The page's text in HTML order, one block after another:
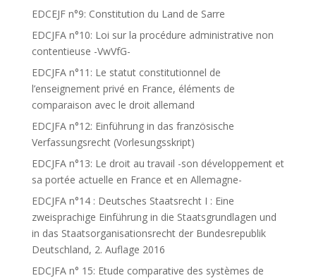
EDCEJF n°9: Constitution du Land de Sarre
EDCJFA n°10: Loi sur la procédure administrative non
contentieuse -VwVfG-
EDCJFA n°11: Le statut constitutionnel de
l’enseignement privé en France, éléments de
comparaison avec le droit allemand
EDCJFA n°12: Einführung in das französische
Verfassungsrecht (Vorlesungsskript)
EDCJFA n°13: Le droit au travail -son développement et
sa portée actuelle en France et en Allemagne-
EDCJFA n°14 : Deutsches Staatsrecht I : Eine
zweisprachige Einführung in die Staatsgrundlagen und
in das Staatsorganisationsrecht der Bundesrepublik
Deutschland, 2. Auflage 2016
EDCJFA n° 15: Etude comparative des systèmes de